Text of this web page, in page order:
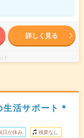
詳しく見る
ト
活サポート＊
日が休み 残業なし